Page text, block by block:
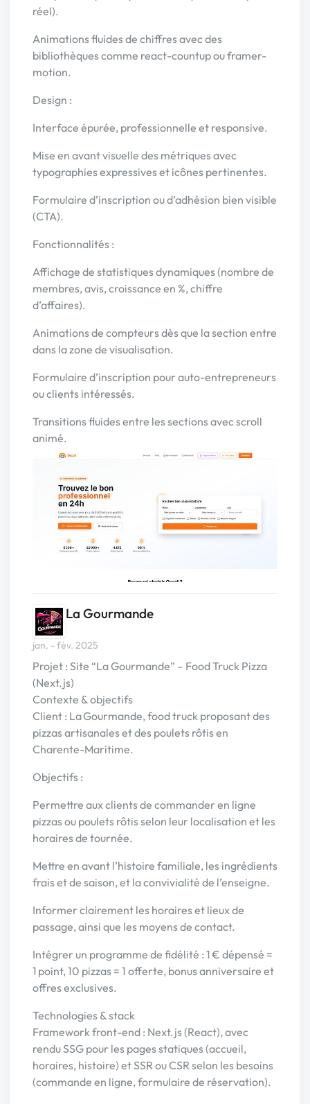
réel).
Animations fluides de chiffres avec des
bibliothèques comme react-countup ou framer-
motion.
Design :
Interface épurée, professionnelle et responsive.
Mise en avant visuelle des métriques avec
typographies expressives et icônes pertinentes.
Formulaire d’inscription ou d’adhésion bien visible
(CTA).
Fonctionnalités :
Affichage de statistiques dynamiques (nombre de
membres, avis, croissance en %, chiffre
d’affaires).
Animations de compteurs dès que la section entre
dans la zone de visualisation.
Formulaire d’inscription pour auto-entrepreneurs
ou clients intéressés.
Transitions fluides entre les sections avec scroll
animé.
La Gourmande
jan. - fév. 2025
Projet : Site “La Gourmande” – Food Truck Pizza
(Next.js)
Contexte & objectifs
Client : La Gourmande, food truck proposant des
pizzas artisanales et des poulets rôtis en
Charente-Maritime.
Objectifs :
Permettre aux clients de commander en ligne
pizzas ou poulets rôtis selon leur localisation et les
horaires de tournée.
Mettre en avant l’histoire familiale, les ingrédients
frais et de saison, et la convivialité de l’enseigne.
Informer clairement les horaires et lieux de
passage, ainsi que les moyens de contact.
Intégrer un programme de fidélité : 1 € dépensé =
1 point, 10 pizzas = 1 offerte, bonus anniversaire et
offres exclusives.
Technologies & stack
Framework front-end : Next.js (React), avec
rendu SSG pour les pages statiques (accueil,
horaires, histoire) et SSR ou CSR selon les besoins
(commande en ligne, formulaire de réservation).